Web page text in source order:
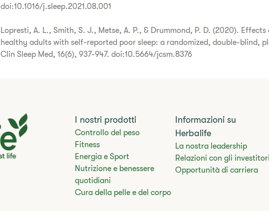
doi:10.1016/j.sleep.2021.08.001
Lopresti, A. L., Smith, S. J., Metse, A. P., & Drummond, P. D. (2020).
healthy adults with self-reported poor sleep: a randomized, double-blind,
Clin Sleep Med, 16(6), 937-947. doi:10.5664/jcsm.8376
I nostri prodotti
Controllo del peso
Fitness
Energia e Sport
Nutrizione e benessere
quotidiani
Cura della pelle e del corpo
Informazioni su
Herbalife
La nostra leadership
Relazioni con gli investitori
Opportunità di carriera